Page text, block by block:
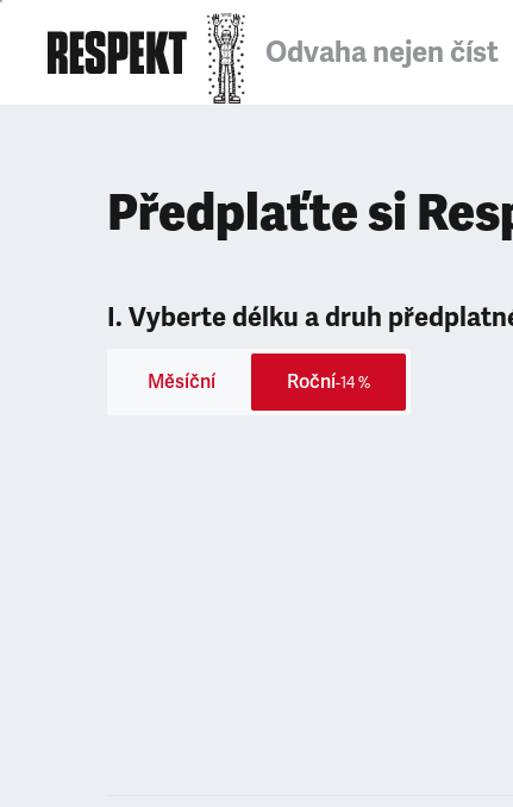
Odvaha nejen číst
Předplaťte si
I. Vyberte délku a druh
Měsíční Roční-14 %